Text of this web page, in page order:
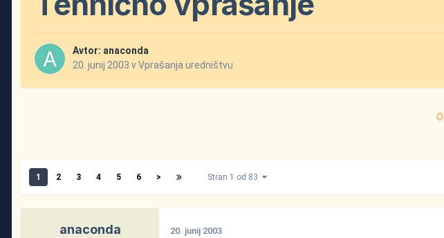
Avtor: anaconda
20. junij 2003 vVprašanja uredništvu
1 2 3 4 5 6 > Stran 1 od 83
anaconda 20. junij 2003